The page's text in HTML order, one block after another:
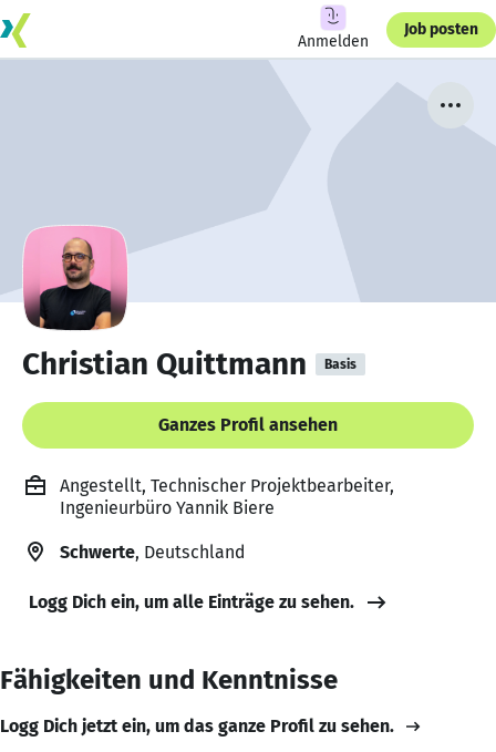
Anmelden
Job posten
Christian Quittmann Basis
Ganzes Profil ansehen
Angestellt, Technischer Projektbearbeiter,
Ingenieurbüro Yannik Biere
Schwerte, Deutschland
Logg Dich ein, um alle Einträge zu sehen.
Fähigkeiten und Kenntnisse
Logg Dich jetzt ein, um das ganze Profil zu sehen.